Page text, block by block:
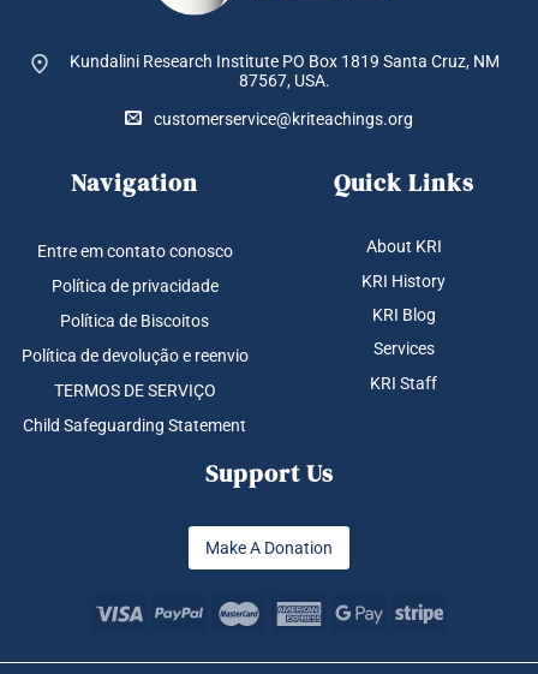
Kundalini Research Institute PO Box 1819 Santa Cruz, NM
87567, USA.
customerservice@kriteachings.org
Navigation
Entre em contato conosco
Política de privacidade
Política de Biscoitos
Política de devolução e reenvio
TERMOS DE SERVIÇO
Child Safeguarding Statement
Quick Links
About KRI
KRI History
KRI Blog
Services
KRI Staff
Support Us
Make A Donation